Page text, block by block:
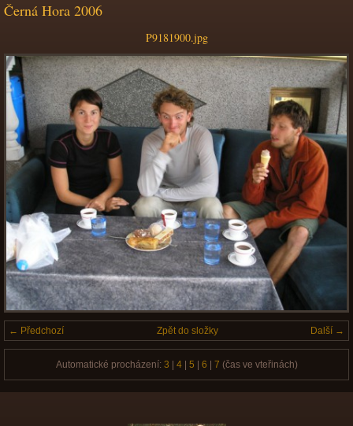
Černá Hora 2006
P9181900.jpg
← Předchozí Další →
Zpět do složky
Automatické procházení: 3 4| 5 6 7 (čas ve vteřinách)